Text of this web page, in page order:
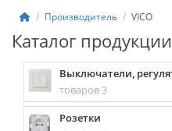
Производитель VICO
Каталог
Выключатели,
товаров 3
Розетки